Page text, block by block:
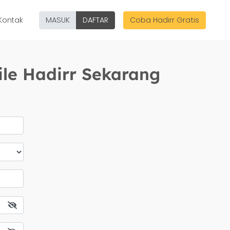
MASUK DAFTAR Coba Hadirr Gratis
Hadirr Sekarang